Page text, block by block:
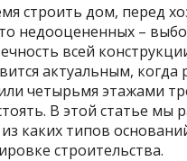
строить дом, перед
недооцененных –
всей
актуальным,
четырьмя этажами
В этой статье мы
каких типов
строительства.